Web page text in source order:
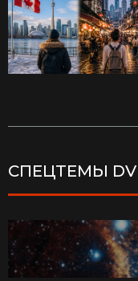
СПЕЦТЕМЫ DV